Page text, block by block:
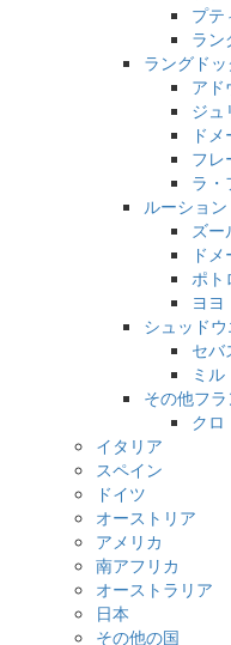
プテ
ラン
ラングドッ
アド
ジュ
ド
フレ
ラ・
ルーション
ズー
ド
ポト
ヨヨ
シュッドウ
セバ
ミ
その他フラ
クロ
イタリア
スペイン
ドイツ
オーストリア
アメリカ
南アフリカ
オーストラリア
日本
その他の国